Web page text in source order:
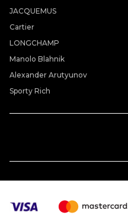
JACQUEMUS
Cartier
LONGCHAMP
Manolo Blahnik
Alexander Arutyunov
Sporty Rich